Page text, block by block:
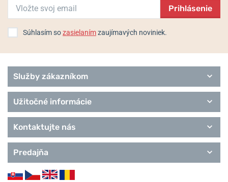
Baby-G
Wave Ceptor
Edifice
Pro Trek
Prihlásenie
Súhlasím sozasielanímzaujímavých noviniek.
Služby zákazníkom
Užitočné informácie
Kontaktujte nás
Predajňa